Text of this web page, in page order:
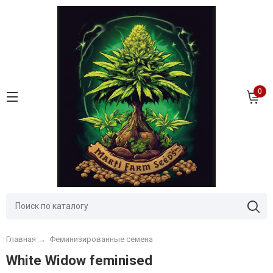
0
Главная → Феминизированные семена
White Widow feminised